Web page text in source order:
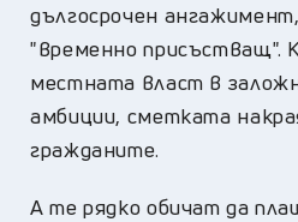
дългосрочен
"временно присъстващ".
местната власт в
амбиции, сметката
гражданите.
А те рядко обичат да